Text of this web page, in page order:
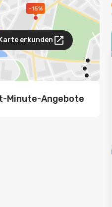
-15%
Karte erkunden
Minute-Angebote